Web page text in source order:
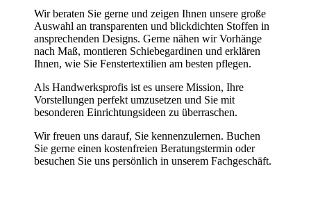
Wir beraten Sie gerne und zeigen Ihnen unsere große
Auswahl an transparenten und blickdichten Stoffen in
ansprechenden Designs. Gerne nähen wir Vorhänge
nach Maß, montieren Schiebegardinen und erklären
Ihnen, wie Sie Fenstertextilien am besten pflegen.
Als Handwerksprofis ist es unsere Mission, Ihre
Vorstellungen perfekt umzusetzen und Sie mit
besonderen Einrichtungsideen zu überraschen.
Wir freuen uns darauf, Sie kennenzulernen. Buchen
Sie gerne einen kostenfreien Beratungstermin oder
besuchen Sie uns persönlich in unserem Fachgeschäft.